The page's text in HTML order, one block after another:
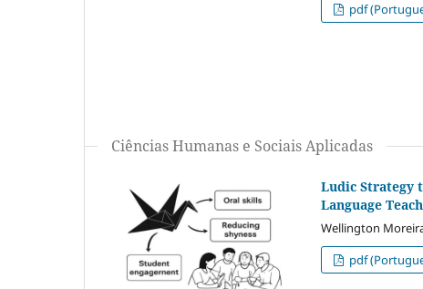
pdf
Ciências Humanas e Sociais Aplicadas
Ludic Strategy
Language
Wellington
pdf